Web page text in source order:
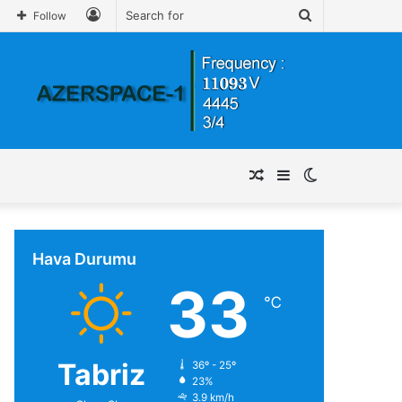
Follow
skin
Sidebar
Random
Article
Hava Durumu
Tabriz
33 ℃
36º - 25º
23%
3.9 km/h